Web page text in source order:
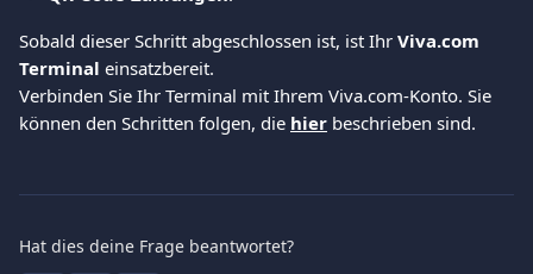
Sobald dieser Schritt abgeschlossen ist, ist Ihr Viva.com
Terminal einsatzbereit.
Verbinden Sie Ihr Terminal mit Ihrem Viva.com-Konto. Sie
können den Schritten folgen, die hier beschrieben sind.
Hat dies deine Frage beantwortet?